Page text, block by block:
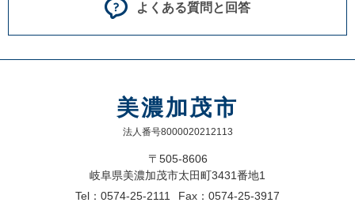
よくある質問と回答
美濃加茂市
法人番号8000020212113
〒505-8606
岐阜県美濃加茂市太田町3431番地1
Tel：0574-25-2111
Fax：0574-25-3917